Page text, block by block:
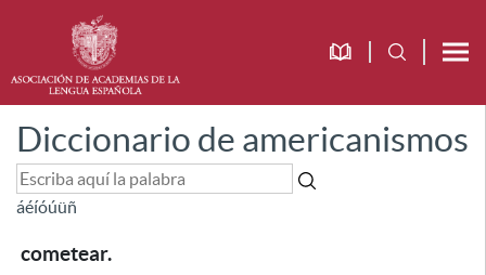
Diccionario de americanismos
áéíóúüñ
cometear.